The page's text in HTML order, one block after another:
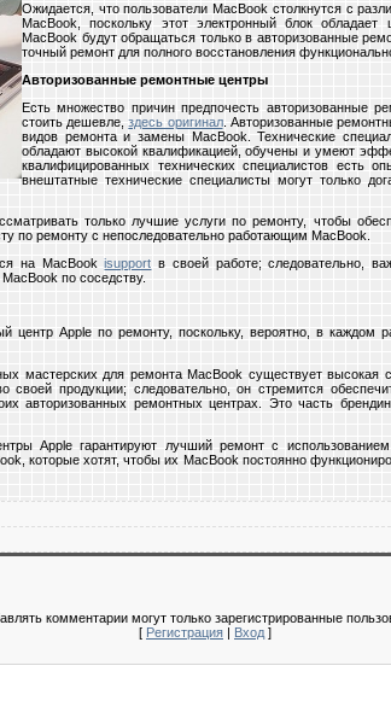
Ожидается, что пользователи MacBook столкнутся с
MacBook, поскольку этот электронный блок
MacBook будут обращаться только в авторизованные
точный ремонт для полного восстановления
Авторизованные ремонтные центры
Есть множество причин предпочесть авторизованные
стоить дешевле,здесь оригинал. Авторизованные
видов ремонта и замены MacBook. Технические
обладают высокой квалификацией, обучены и умеют
квалифицированных технических специалистов есть
внештатные технические специалисты могут только
только лучшие услуги по ремонту, чтобы
по ремонту с непоследовательно работающим MacBook.
на MacBookisupport в своей работе; следовательно,
по соседству.
центр Apple по ремонту, поскольку, вероятно, в каждом
мастерских для ремонта MacBook существует
своей продукции; следовательно, он стремится
авторизованных ремонтных центрах. Это часть
Apple гарантируют лучший ремонт с
которые хотят, чтобы их MacBook постоянно
комментарии могут только зарегистрированные
[ Регистрация | Вход ]